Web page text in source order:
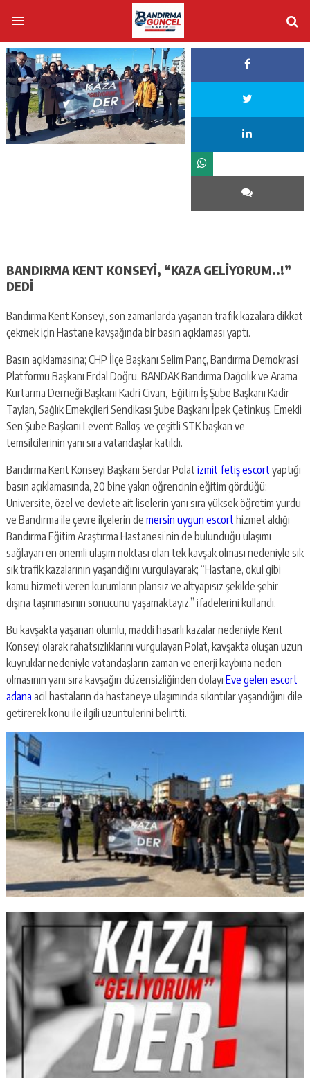
BANDIRMA KENT KONSEYİ, “KAZA GELİYORUM..!”
DEDİ
Bandırma Kent Konseyi, son zamanlarda yaşanan trafik kazalara dikkat
çekmek için Hastane kavşağında bir basın açıklaması yaptı.
Basın açıklamasına; CHP İlçe Başkanı Selim Panç, Bandırma Demokrasi
Platformu Başkanı Erdal Doğru, BANDAK Bandırma Dağcılık ve Arama
Kurtarma Derneği Başkanı Kadri Civan, Eğitim İş Şube Başkanı Kadir
Taylan, Sağlık Emekçileri Sendikası Şube Başkanı İpek Çetinkuş, Emekli
Sen Şube Başkanı Levent Balkış ve çeşitli STK başkan ve
temsilcilerinin yanı sıra vatandaşlar katıldı.
Bandırma Kent Konseyi Başkanı Serdar Polat izmit fetiş escort yaptığı
basın açıklamasında, 20 bine yakın öğrencinin eğitim gördüğü;
Üniversite, özel ve devlete ait liselerin yanı sıra yüksek öğretim yurdu
ve Bandırma ile çevre ilçelerin de mersin uygun escort hizmet aldığı
Bandırma Eğitim Araştırma Hastanesi’nin de bulunduğu ulaşımı
sağlayan en önemli ulaşım noktası olan tek kavşak olması nedeniyle sık
sık trafik kazalarının yaşandığını vurgulayarak; “Hastane, okul gibi
kamu hizmeti veren kurumların plansız ve altyapısız şekilde şehir
dışına taşınmasının sonucunu yaşamaktayız.” ifadelerini kullandı.
Bu kavşakta yaşanan ölümlü, maddi hasarlı kazalar nedeniyle Kent
Konseyi olarak rahatsızlıklarını vurgulayan Polat, kavşakta oluşan uzun
kuyruklar nedeniyle vatandaşların zaman ve enerji kaybına neden
olmasının yanı sıra kavşağın düzensizliğinden dolayı Eve gelen escort
adana acil hastaların da hastaneye ulaşımında sıkıntılar yaşandığını dile
getirerek konu ile ilgili üzüntülerini belirtti.